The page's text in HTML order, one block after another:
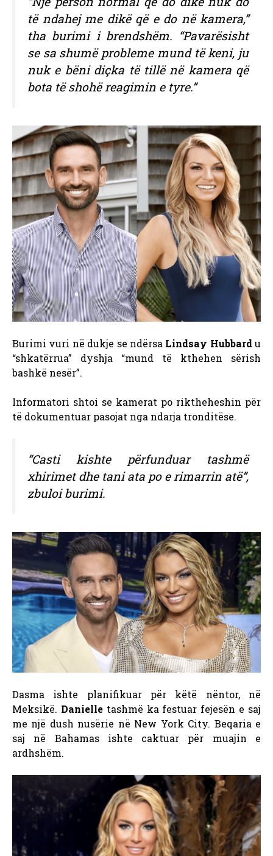
të ndahej me dikë që e do në kamera,”
tha burimi i brendshëm. “Pavarësisht
se sa shumë probleme mund të keni, ju
nuk e bëni diçka të tillë në kamera që
bota të shohë reagimin e tyre.”
Burimi vuri në dukje se ndërsa Lindsay Hubbardu
“shkatërrua” dyshja “mund të kthehen sërish
bashkë nesër”.
Informatori shtoi se kamerat po riktheheshin për
të dokumentuar pasojat nga ndarja tronditëse.
“Casti kishte përfunduar tashmë
xhirimet dhe tani ata po e rimarrin atë”,
zbuloi burimi.
Dasma ishte planifikuar për këtë nëntor, në
Meksikë. Danielletashmë ka festuar fejesën e saj
me një dush nusërie në New York City. Beqaria e
saj në Bahamas ishte caktuar për muajin e
ardhshëm.